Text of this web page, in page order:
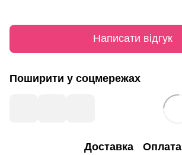
Написати відгук
Поширити у соцмережах
Доставка Оплата